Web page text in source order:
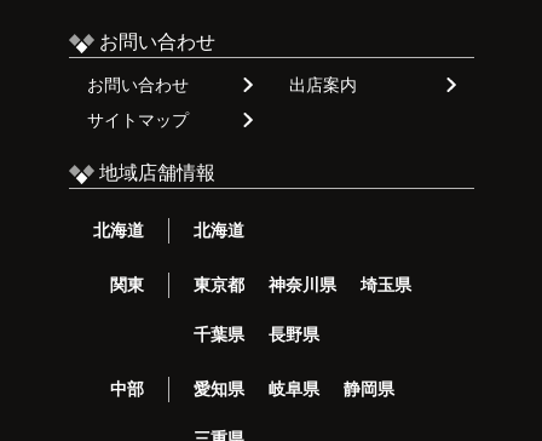
お問い合わせ
お問い合わせ
出店案内
サイトマップ
地域店舗情報
北海道 北海道
関東 東京都 神奈川県 埼玉県
千葉県 長野県
中部 愛知県 岐阜県 静岡県